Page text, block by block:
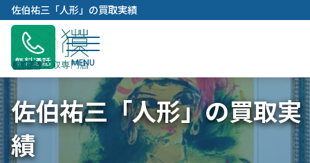
容
キ
ッ
プ
佐伯祐三「人形」の買取実績
無料通話
佐伯祐三「人形」の買取実
績